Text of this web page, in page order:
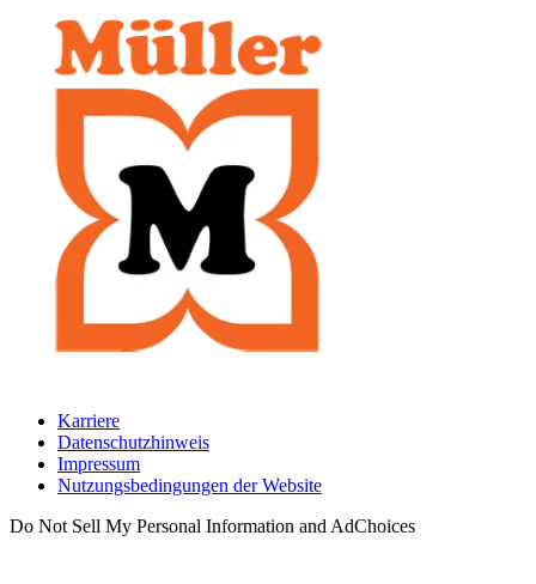
Karriere
Datenschutzhinweis
Impressum
Nutzungsbedingungen der Website
Do Not Sell My Personal Information and AdChoices